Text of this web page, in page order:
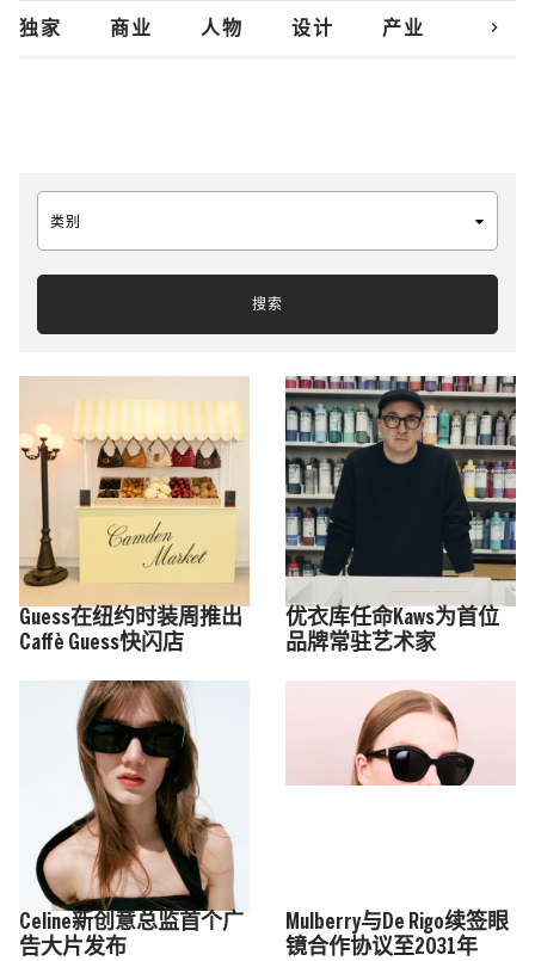
独家 商业 人物 设计 产业 创新
chevron_right
类别
搜索
Guess在纽约时装周推出
Caffè Guess快闪店
优衣库任命Kaws为首位
品牌常驻艺术家
Celine新创意总监首个广
告大片发布
Mulberry与De Rigo续签眼
镜合作协议至2031年